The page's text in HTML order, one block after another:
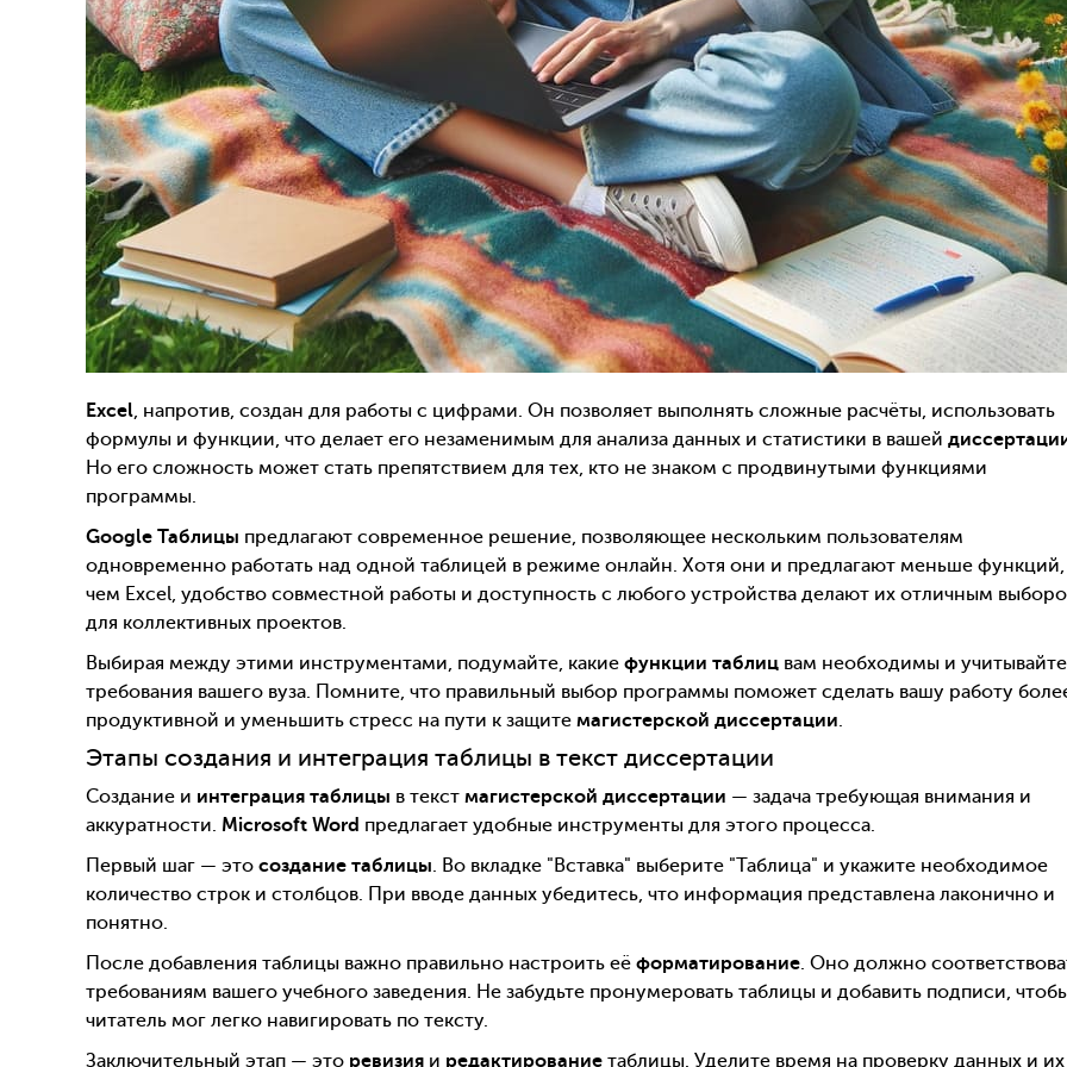
Excel, напротив, создан для работы с цифрами. Он позволяет выполнять сложные расчёты, использовать
формулы и функции, что делает его незаменимым для анализа данных и статистики в вашей
Но его сложность может стать препятствием для тех, кто не знаком с продвинутыми функциями
программы.
Google Таблицы предлагают современное решение, позволяющее нескольким пользователям
одновременно работать над одной таблицей в режиме онлайн. Хотя они и предлагают меньше функций,
чем Excel, удобство совместной работы и доступность с любого устройства делают их отличным
для коллективных проектов.
Выбирая между этими инструментами, подумайте, какие функции таблиц вам необходимы и учитывайте
требования вашего вуза. Помните, что правильный выбор программы поможет сделать вашу работу
продуктивной и уменьшить стресс на пути к защите магистерской диссертации.
Этапы создания и интеграция таблицы в текст диссертации
Создание и интеграция таблицы в текст магистерской диссертации — задача требующая внимания и
аккуратности. Microsoft Word предлагает удобные инструменты для этого процесса.
Первый шаг — это создание таблицы. Во вкладке "Вставка" выберите "Таблица" и укажите необходимое
количество строк и столбцов. При вводе данных убедитесь, что информация представлена лаконично и
понятно.
После добавления таблицы важно правильно настроить её форматирование. Оно должно
требованиям вашего учебного заведения. Не забудьте пронумеровать таблицы и добавить подписи,
читатель мог легко навигировать по тексту.
Заключительный этап — это ревизия и редактирование таблицы. Уделите время на проверку данных и их